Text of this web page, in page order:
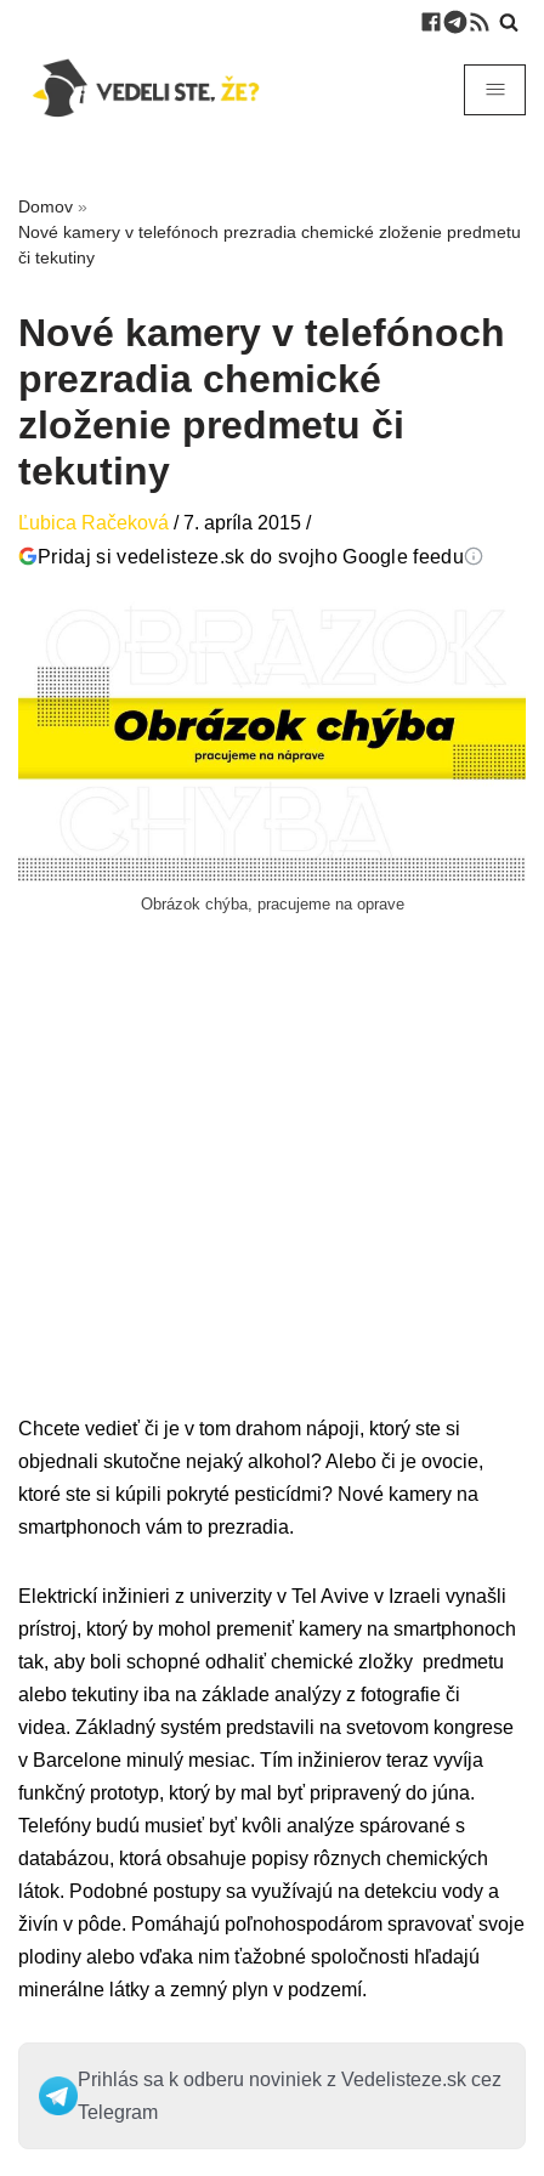
Domov »
Nové kamery v telefónoch prezradia chemické zloženie predmetu
či tekutiny
Nové kamery v telefónoch
prezradia chemické
zloženie predmetu či
tekutiny
Ľubica Račeková /7. apríla 2015 /
Pridaj si vedelisteze.sk do svojho Google feedu
Obrázok chýba, pracujeme na oprave
Chcete vedieť či je v tom drahom nápoji, ktorý ste si
objednali skutočne nejaký alkohol? Alebo či je ovocie,
ktoré ste si kúpili pokryté pesticídmi? Nové kamery na
smartphonoch vám to prezradia.
Elektrickí inžinieri z univerzity v Tel Avive v Izraeli vynašli
prístroj, ktorý by mohol premeniť kamery na smartphonoch
tak, aby boli schopné odhaliť chemické zložky predmetu
alebo tekutiny iba na základe analýzy z fotografie či
videa. Základný systém predstavili na svetovom kongrese
v Barcelone minulý mesiac. Tím inžinierov teraz vyvíja
funkčný prototyp, ktorý by mal byť pripravený do júna.
Telefóny budú musieť byť kvôli analýze spárované s
databázou, ktorá obsahuje popisy rôznych chemických
látok. Podobné postupy sa využívajú na detekciu vody a
živín v pôde. Pomáhajú poľnohospodárom spravovať svoje
plodiny alebo vďaka nim ťažobné spoločnosti hľadajú
minerálne látky a zemný plyn v podzemí.
Prihlás sa k odberu noviniek z Vedelisteze.sk cez
Telegram